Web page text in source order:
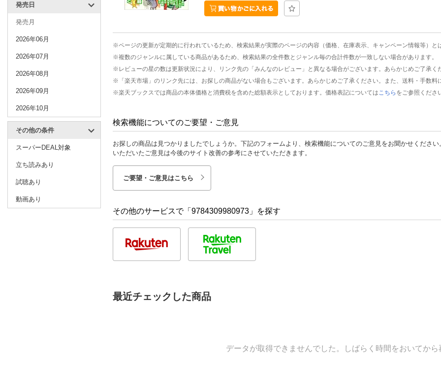
発売日
発売月
2026年06月
2026年07月
2026年08月
2026年09月
2026年10月
その他の条件
スーパーDEAL対象
立ち読みあり
試聴あり
動画あり
※ページの更新が定期的に行われているため、検索結果が実際のページの内容（価格、在庫表示、キャンペーン情報等）と
※複数のジャンルに属している商品があるため、検索結果の全件数とジャンル毎の合計件数が一致しない場合があります。
※レビューの星の数は更新状況により、リンク先の「みんなのレビュー」と異なる場合がございます。あらかじめご了承く
※「楽天市場」のリンク先には、お探しの商品がない場合もございます。あらかじめご了承ください。また、送料・手数料
※楽天ブックスでは商品の本体価格と消費税を含めた総額表示としております。価格表記については こちら をご参照くださ
検索機能についてのご要望・ご意見
お探しの商品は見つかりましたでしょうか。下記のフォームより、検索機能についてのご意見をお聞かせください
いただいたご意見は今後のサイト改善の参考にさせていただきます。
ご要望・ご意見はこちら
その他のサービスで「9784309980973」を探す
最近チェックした商品
データが取得できませんでした。しばらく時間をおいてから